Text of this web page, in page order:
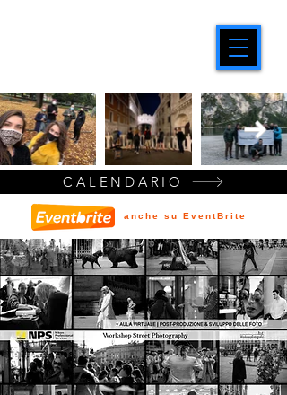
CALENDARIO
anche su EventBrite